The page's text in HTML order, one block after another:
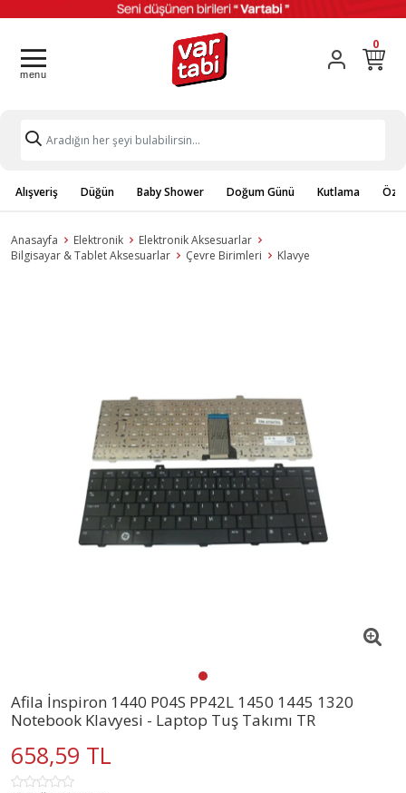
0
Alışveriş Düğün Baby Shower Doğum Günü Kutlama
Anasayfa Elektronik
Elektronik Aksesuarlar
Bilgisayar & Tablet Aksesuarlar
Çevre Birimleri Klavye
Afila İnspiron 1440 P04S PP42L 1450 1445 1320
Notebook Klavyesi - Laptop Tuş Takımı TR
658,59 TL